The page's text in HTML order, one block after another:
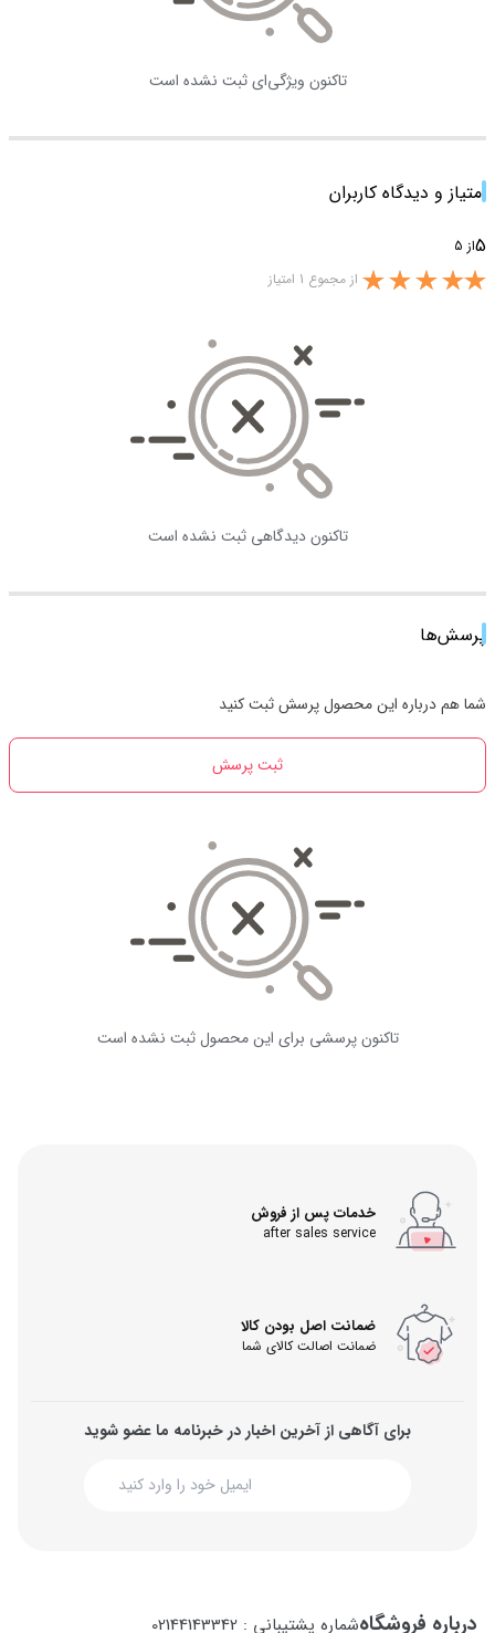
تاکنون ویژگی‌ای ثبت نشده است
امتیاز و دیدگاه کاربران
5از 5
از مجموع 1 امتیاز
تاکنون دیدگاهی ثبت نشده است
پرسش‌ها
شما هم درباره این محصول پرسش ثبت کنید
ثبت پرسش
تاکنون پرسشی برای این محصول ثبت نشده است
خدمات پس از فروش
after sales service
ضمانت اصل بودن کالا
ضمانت اصالت کالای شما
برای آگاهی از آخرین اخبار در خبرنامه ما عضو شوید
درباره فروشگاهشماره پشتیبانی : 02144143342